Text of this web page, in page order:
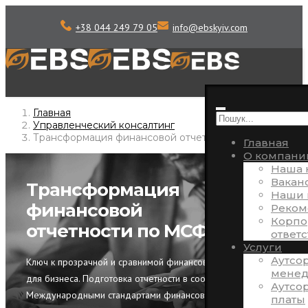
+38 044 249 79 05 info@ebskyiv.com
Главная
О
Наша
Наши
Услуги
платы
Главная
Управленческий консалтинг
Трансформация финансовой отчетности по МСФО
Трансформация
финансовой
отчетности по МСФО
Ключ к прозрачной и сравнимой финансовой отчетности
для бизнеса. Подготовка отчетности в соответствии с
Международными стандартами финансовой отчетности